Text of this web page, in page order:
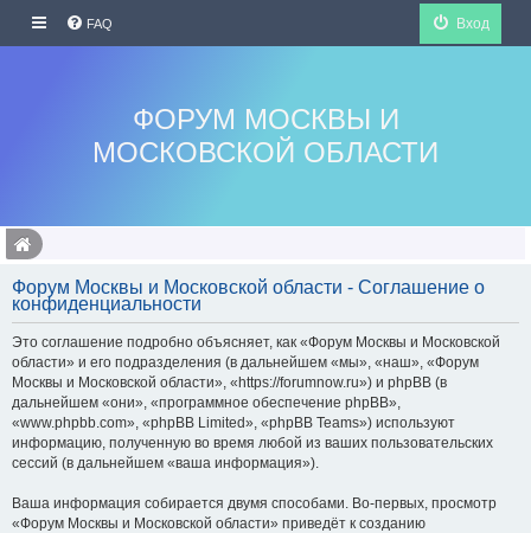
FAQ Вход
ФОРУМ МОСКВЫ И
МОСКОВСКОЙ ОБЛАСТИ
Форум Москвы и Московской области - Соглашение о
конфиденциальности
Это соглашение подробно объясняет, как «Форум Москвы и Московской
области» и его подразделения (в дальнейшем «мы», «наш», «Форум
Москвы и Московской области», «https://forumnow.ru») и phpBB (в
дальнейшем «они», «программное обеспечение phpBB»,
«www.phpbb.com», «phpBB Limited», «phpBB Teams») используют
информацию, полученную во время любой из ваших пользовательских
сессий (в дальнейшем «ваша информация»).
Ваша информация собирается двумя способами. Во-первых, просмотр
«Форум Москвы и Московской области» приведёт к созданию